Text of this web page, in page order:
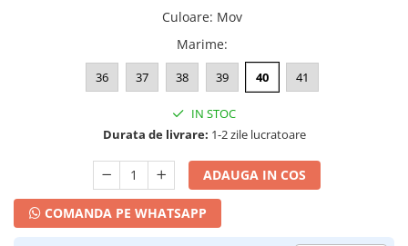
Culoare: Mov
Marime:
36 37 38 39 40 41
IN STOC
Durata de livrare: 1-2 zile lucratoare
ADAUGA IN COS
COMANDA PE WHATSAPP